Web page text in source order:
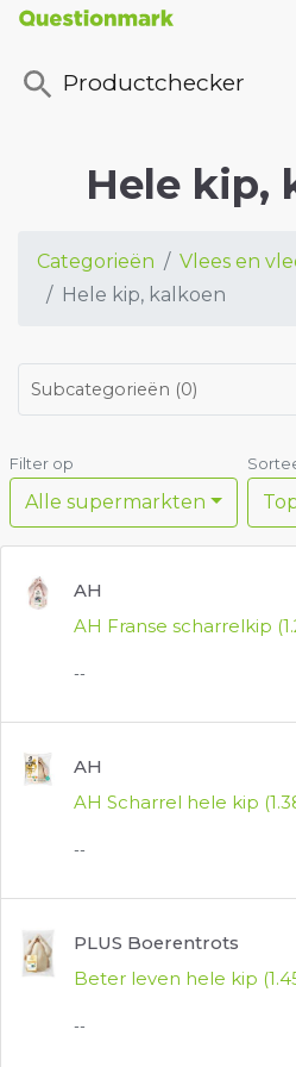
Productchecker
Hele kip,
Categorieën
Vlees en
Hele kip, kalkoen
Subcategorieën (0)
Filter op
Alle supermarkten
AH
AH Franse scharrelkip
--
AH
AH Scharrel hele kip
--
PLUS Boerentrots
Beter leven hele kip
--